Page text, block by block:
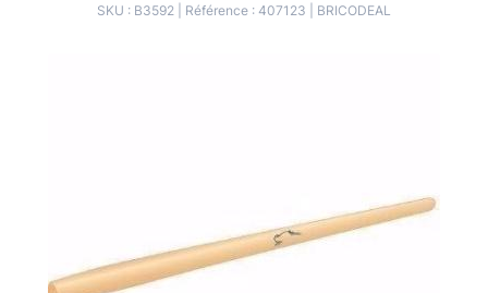
SKU : B3592 | Référence : 407123 BRICODEAL